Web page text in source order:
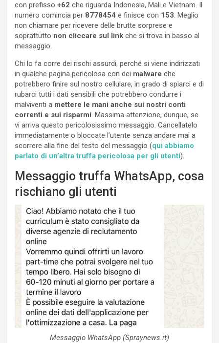
con prefisso +62 che riguarda Indonesia, Mali e Vietnam. Il
numero comincia per 8778454 e finisce con 153. Meglio
non chiamare per ricevere delle brutte sorprese e
soprattutto non cliccare sul link che si trova in basso al
messaggio.
Chi lo fa corre dei rischi assurdi, perché si viene indirizzati
in qualche pagina pericolosa con dei malware che
potrebbero finire sul nostro cellulare, in grado di spiarci e di
rubarci tutti i dati sensibili che potrebbero condurre i
malviventi a mettere le mani anche sui nostri conti
correnti e sui risparmi. Massima attenzione, dunque, se
vi arriva questo pericolosissimo messaggio. Cancellatelo
immediatamente o bloccate l’utente senza andare mai a
scorrere alla fine del testo del messaggio (qui abbiamo
parlato di un’altra truffa pericolosa per gli utenti).
Messaggio truffa WhatsApp, cosa
rischiano gli utenti
Messaggio WhatsApp (Spraynews.it)